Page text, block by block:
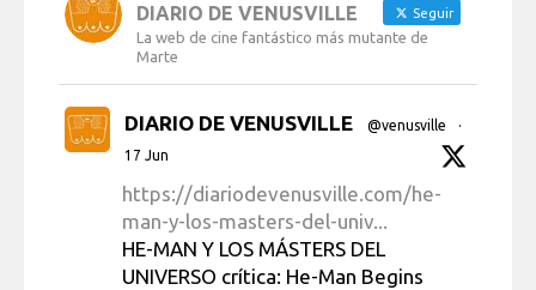
DIARIO DE VENUSVILLE Seguir
La web de cine fantástico más mutante de
Marte
DIARIO DE VENUSVILLE @venusville
·
17 Jun
https://diariodevenusville.com/he-
man-y-los-masters-del-univ...
HE-MAN Y LOS MÁSTERS DEL
UNIVERSO crítica: He-Man Begins